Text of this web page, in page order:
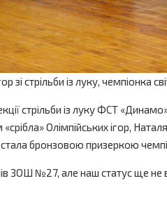
зі стрільби із луку,
стрільби із луку ФСТ
Олімпійських ігор,
бронзовою призеркою
ЗОШ №27, але наш статус ще не